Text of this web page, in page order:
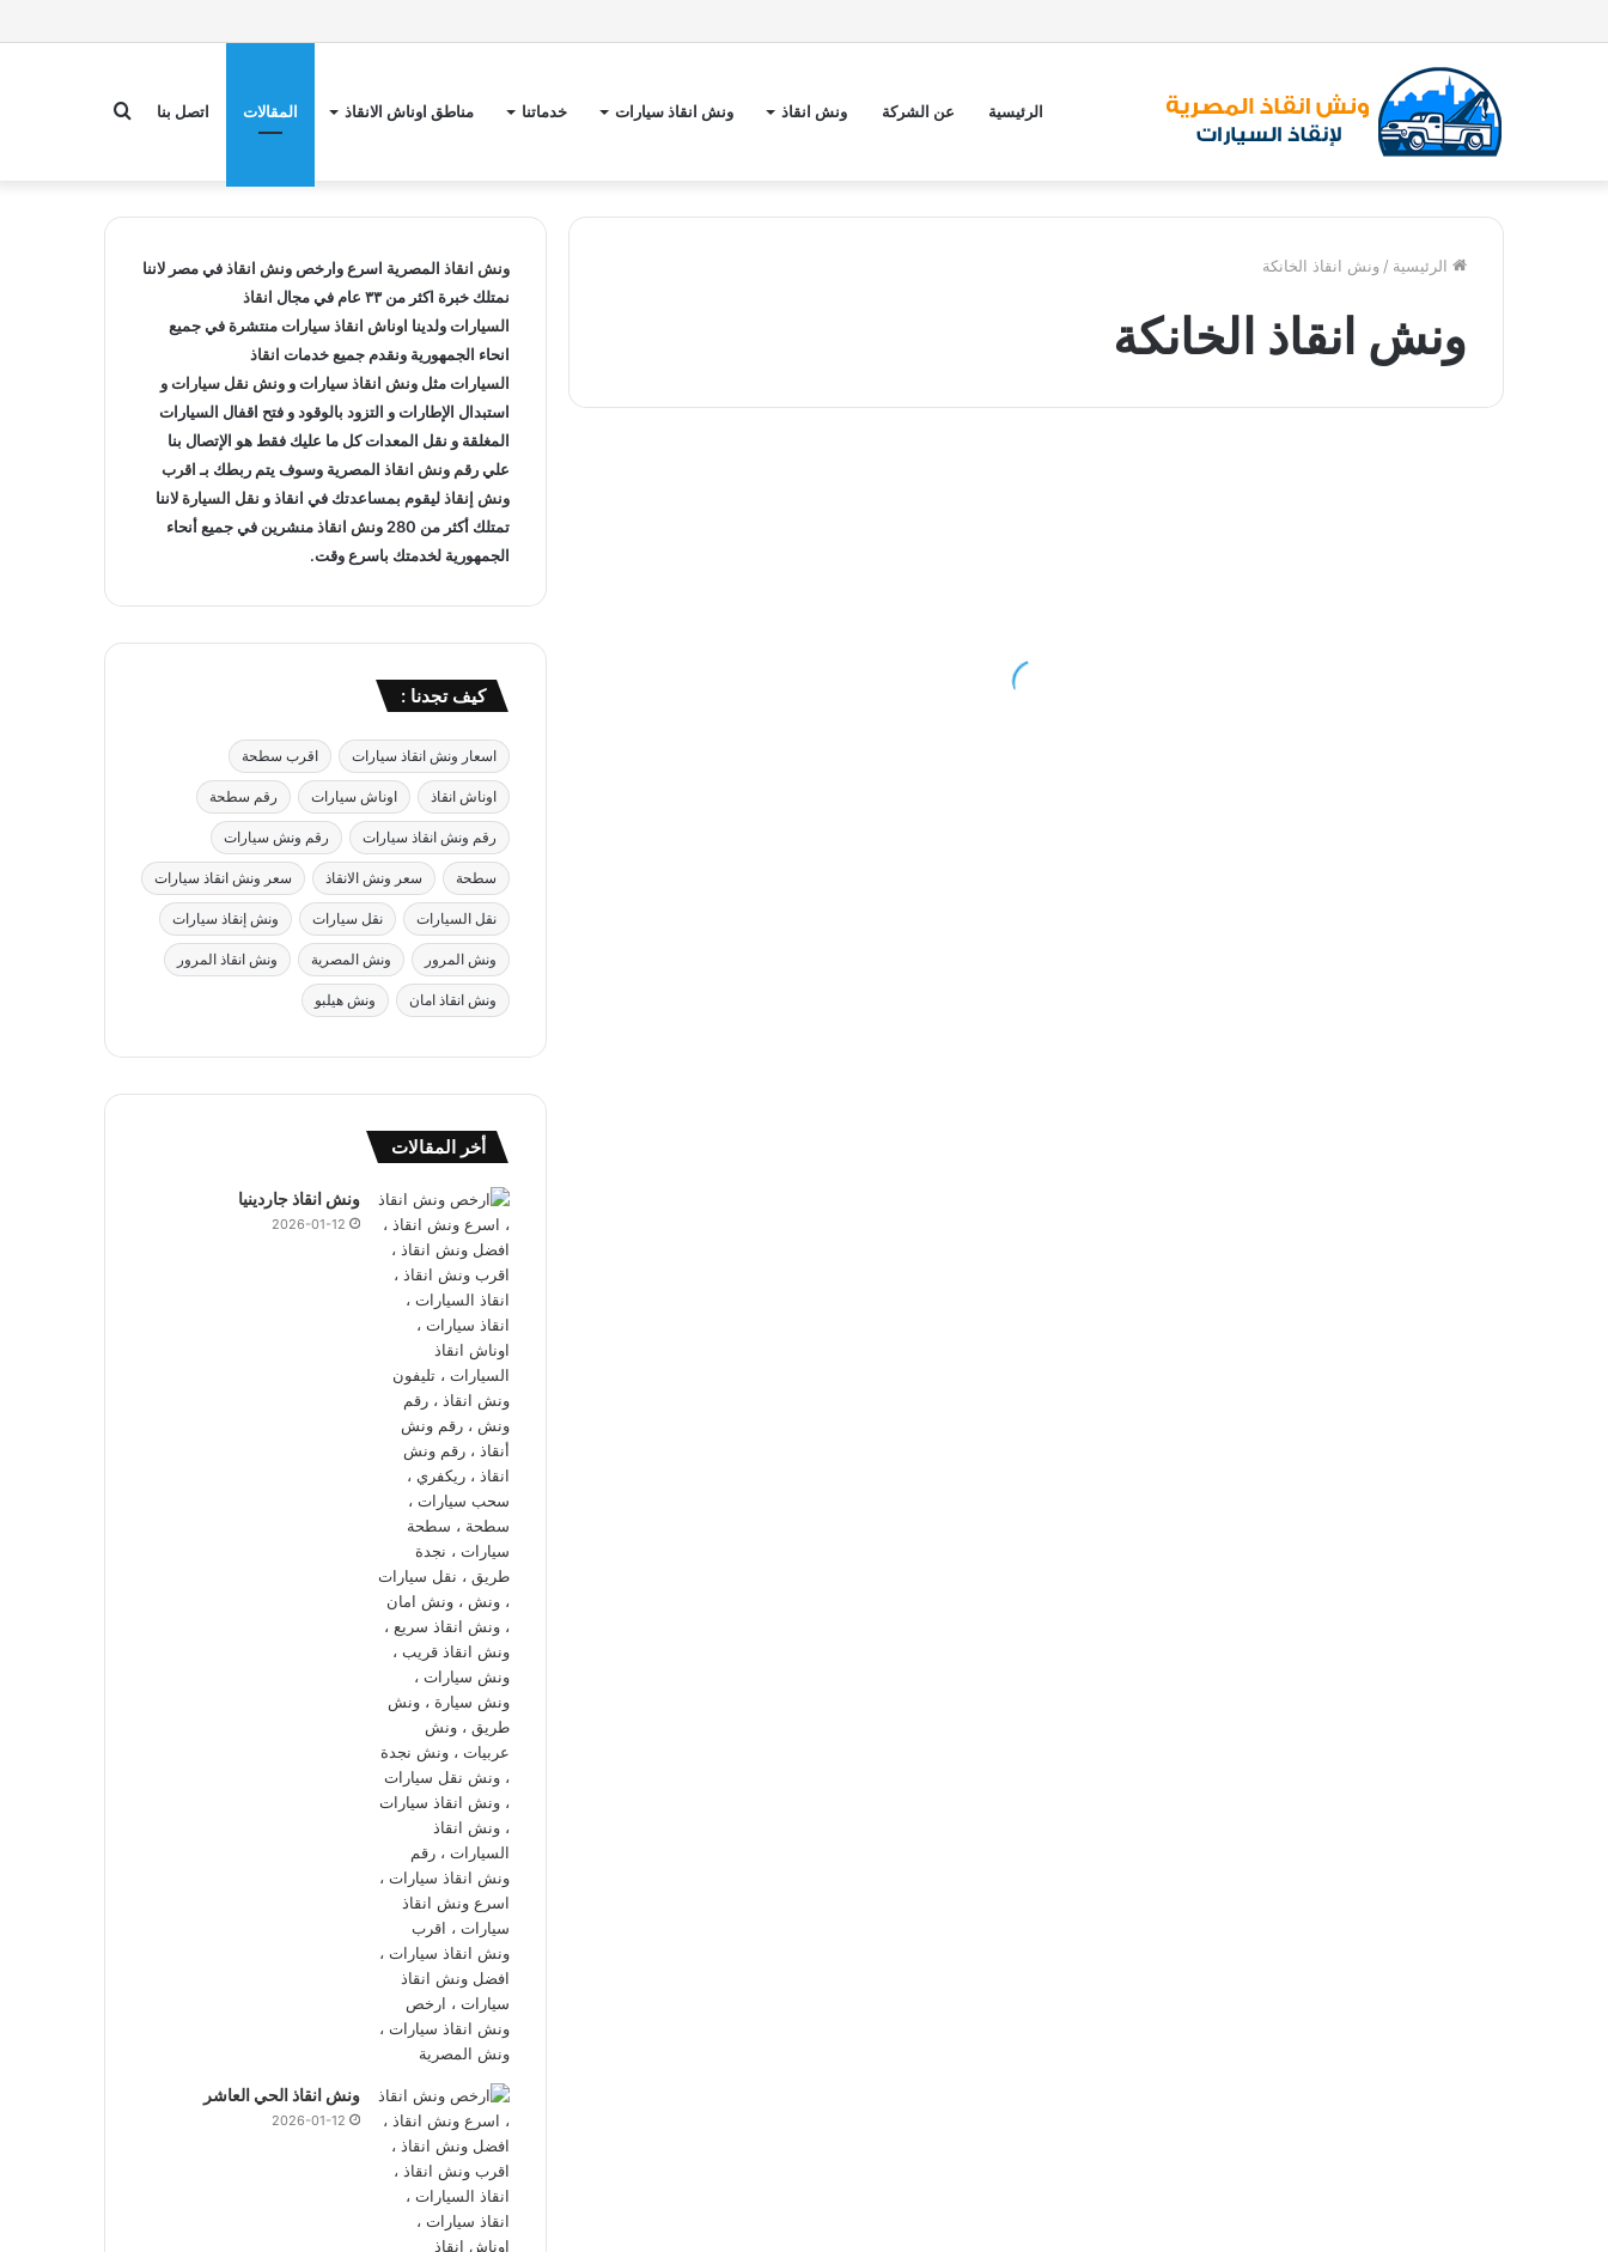
الرئيسية عن الشركة ونش انقاذ ونش انقاذ سيارات خدماتنا مناطق اوناش الانقاذ المقالات اتصل بنا
الرئيسية / ونش انقاذ الخانكة
ونش انقاذ الخانكة
ونش انقاذ المصرية اسرع وارخصونش انقاذفي مصر لاننا
نمتلك خبرة اكثر من ٣٣ عام في مجال
انقاذ
السياراتولدينا اوناش انقاذ سياراتمنتشرة في جميع
انحاء الجمهورية ونقدم جميع خدمات انقاذ
السياراتمثلونش انقاذ سياراتوونش نقل سياراتو
استبدال الإطارات و التزود بالوقود و فتح اقفال السيارات
المغلقة و نقل المعدات كل ما عليك فقط هو الإتصال بنا
عليرقم ونش انقاذ المصرية وسوف يتم ربطك بـ اقرب
ونش إنقاذليقوم بمساعدتك في انقاذ و نقل السيارة لاننا
تمتلك أكثر من 280
ونش انقاذمنشرين في جميع أنحاء
الجمهورية لخدمتك باسرع وقت.
كيف تجدنا :
اسعار ونش انقاذ سيارات اقرب سطحة
اوناش انقاذ اوناش سيارات رقم سطحة
رقم ونش انقاذ سيارات رقم ونش سيارات
سطحة سعر ونش الانقاذ سعر ونش انقاذ سيارات
نقل السيارات نقل سيارات ونش إنقاذ سيارات
ونش المرور ونش المصرية ونش انقاذ المرور
ونش انقاذ امان ونش هيلبو
أخر المقالات
ونش انقاذ جاردينيا
2026-01-12
ونش انقاذ الحي العاشر
2026-01-12